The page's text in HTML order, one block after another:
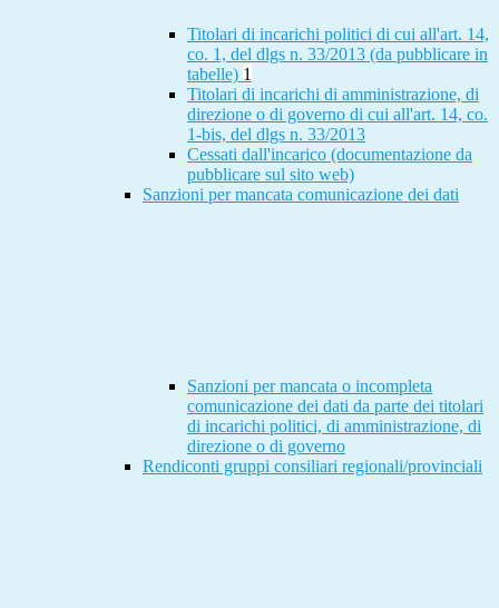
Titolari di incarichi politici di cui all'art. 14,
co. 1, del dlgs n. 33/2013 (da pubblicare in
tabelle) 1
Titolari di incarichi di amministrazione, di
direzione o di governo di cui all'art. 14, co.
1-bis, del dlgs n. 33/2013
Cessati dall'incarico (documentazione da
pubblicare sul sito web)
Sanzioni per mancata comunicazione dei dati
Sanzioni per mancata o incompleta
comunicazione dei dati da parte dei titolari
di incarichi politici, di amministrazione, di
direzione o di governo
Rendiconti gruppi consiliari regionali/provinciali